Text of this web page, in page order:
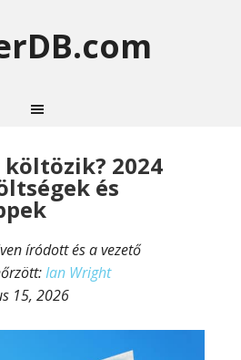
2024
és
íródott és a vezető
Ian Wright
15, 2026